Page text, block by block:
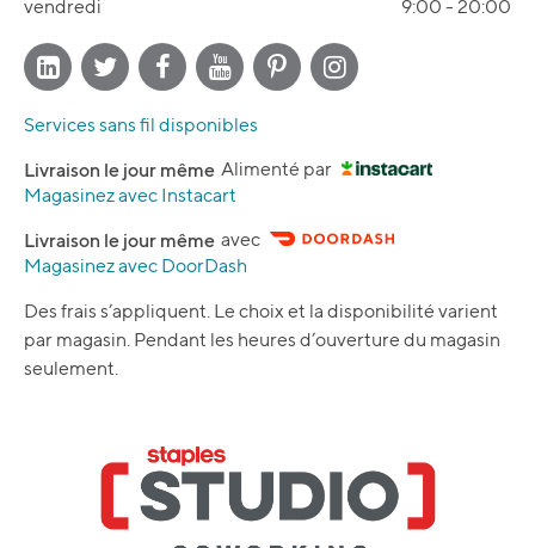
vendredi
9:00 - 20:00
Services sans fil disponibles
Livraison le jour même Alimenté par
Magasinez avec Instacart
Livraison le jour même avec
Magasinez avec DoorDash
Des frais s’appliquent. Le choix et la disponibilité varient
par magasin. Pendant les heures d’ouverture du magasin
seulement.